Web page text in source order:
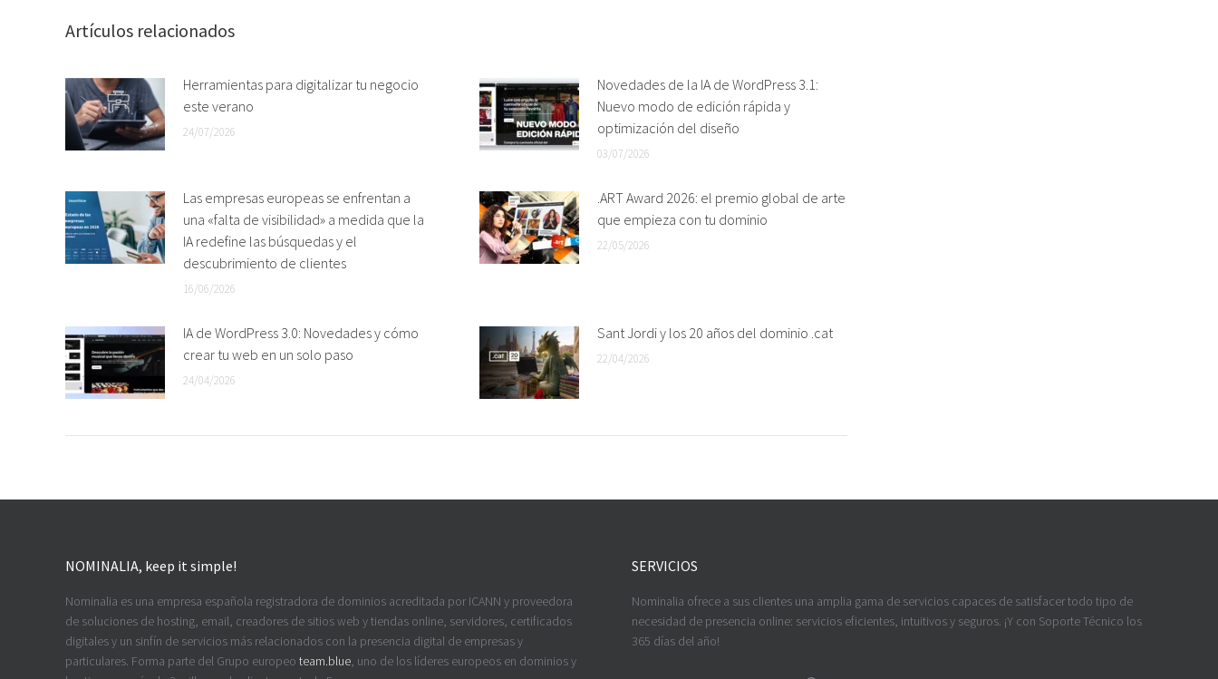
Artículos relacionados
Herramientas para digitalizar tu negocio
este verano
24/07/2026
Novedades de la IA de WordPress 3.1:
Nuevo modo de edición rápida y
optimización del diseño
03/07/2026
Las empresas europeas se enfrentan a
una «falta de visibilidad» a medida que la
IA redefine las búsquedas y el
descubrimiento de clientes
16/06/2026
.ART Award 2026: el premio global de arte
que empieza con tu dominio
22/05/2026
IA de WordPress 3.0: Novedades y cómo
crear tu web en un solo paso
24/04/2026
Sant Jordi y los 20 años del dominio .cat
22/04/2026
NOMINALIA, keep it simple!
Nominalia es una empresa española registradora de dominios acreditada por ICANN y proveedora
de soluciones de hosting, email, creadores de sitios web y tiendas online, servidores, certificados
digitales y un sinfín de servicios más relacionados con la presencia digital de empresas y
particulares. Forma parte del Grupo europeo team.blue, uno de los líderes europeos en dominios y
SERVICIOS
Nominalia ofrece a sus clientes una amplia gama de servicios capaces de satisfacer todo tipo de
necesidad de presencia online: servicios eficientes, intuitivos y seguros. ¡Y con Soporte Técnico los
365 días del año!